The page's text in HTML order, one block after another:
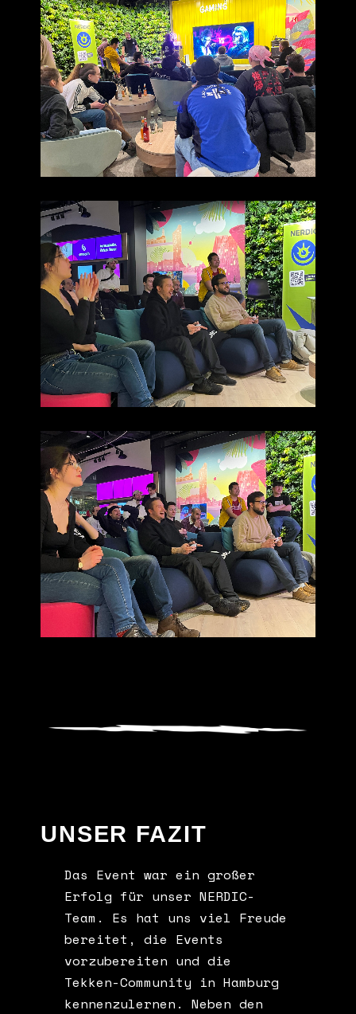
UNSER FAZIT
Das Event war ein großer
Erfolg für unser NERDIC-
Team. Es hat uns viel Freude
bereitet, die Events
vorzubereiten und die
Tekken-Community in Hamburg
kennenzulernen. Neben den